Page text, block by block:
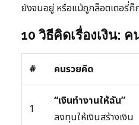
ยังจนอยู่ หรือแม้ถูกล็อตเตอรี่ก็
10 วิธีคิดเรื่องเงิน:
# คนรวยคิด
1
“เงินทำงานให้ฉัน”
ลงทุนให้เงินสร้างเงิน